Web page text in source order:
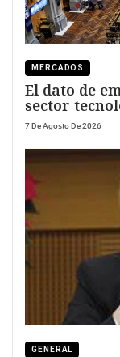
MERCADOS
El dato de
sector
7 De Agosto De 2026
GENERAL